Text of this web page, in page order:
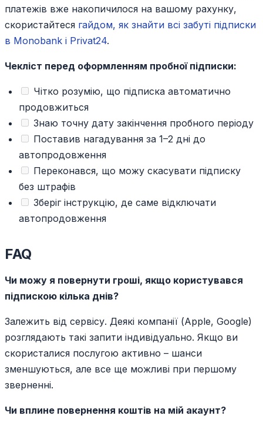
платежів вже накопичилося на вашому рахунку,
скористайтеся гайдом, як знайти всі забуті підписки
в Monobank і Privat24.
Чекліст перед оформленням пробної підписки:
Чітко розумію, що підписка автоматично
продовжиться
Знаю точну дату закінчення пробного періоду
Поставив нагадування за 1–2 дні до
автопродовження
Переконався, що можу скасувати підписку
без штрафів
Зберіг інструкцію, де саме відключати
автопродовження
FAQ
Чи можу я повернути гроші, якщо користувався
підпискою кілька днів?
Залежить від сервісу. Деякі компанії (Apple, Google)
розглядають такі запити індивідуально. Якщо ви
скористалися послугою активно – шанси
зменшуються, але все ще можливі при першому
зверненні.
Чи вплине повернення коштів на мій акаунт?